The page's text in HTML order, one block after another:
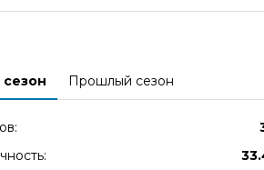
Прошлый сезон